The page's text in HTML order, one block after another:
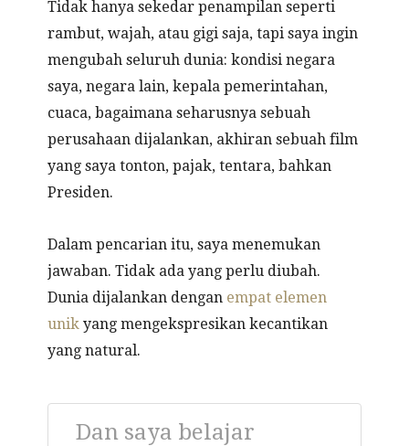
Tidak hanya sekedar penampilan seperti
rambut, wajah, atau gigi saja, tapi saya ingin
mengubah seluruh dunia: kondisi negara
saya, negara lain, kepala pemerintahan,
cuaca, bagaimana seharusnya sebuah
perusahaan dijalankan, akhiran sebuah film
yang saya tonton, pajak, tentara, bahkan
Presiden.
Dalam pencarian itu, saya menemukan
jawaban. Tidak ada yang perlu diubah.
Dunia dijalankan dengan empat elemen
unik yang mengekspresikan kecantikan
yang natural.
Dan saya belajar